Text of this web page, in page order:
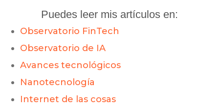
Puedes leer mis artículos en:
Observatorio FinTech
Observatorio de IA
Avances tecnológicos
Nanotecnología
Internet de las cosas